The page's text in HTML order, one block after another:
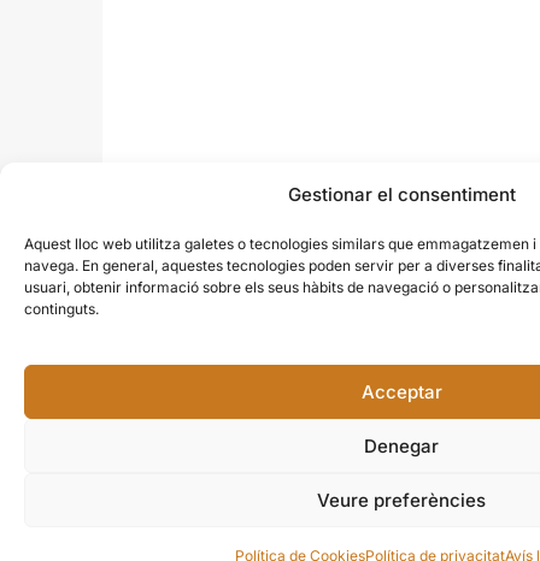
Gestionar el consentiment
Aquest lloc web utilitza galetes o tecnologies similars que emmagatzemen
navega. En general, aquestes tecnologies poden servir per a diverses
usuari, obtenir informació sobre els seus hàbits de navegació o
continguts.
Acceptar
Denegar
Veure preferències
Política de CookiesPolítica de privacitatAvís